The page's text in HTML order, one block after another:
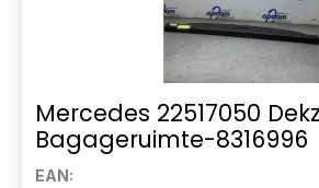
Mercedes 22517050
Bagageruimte-8316996
EAN: